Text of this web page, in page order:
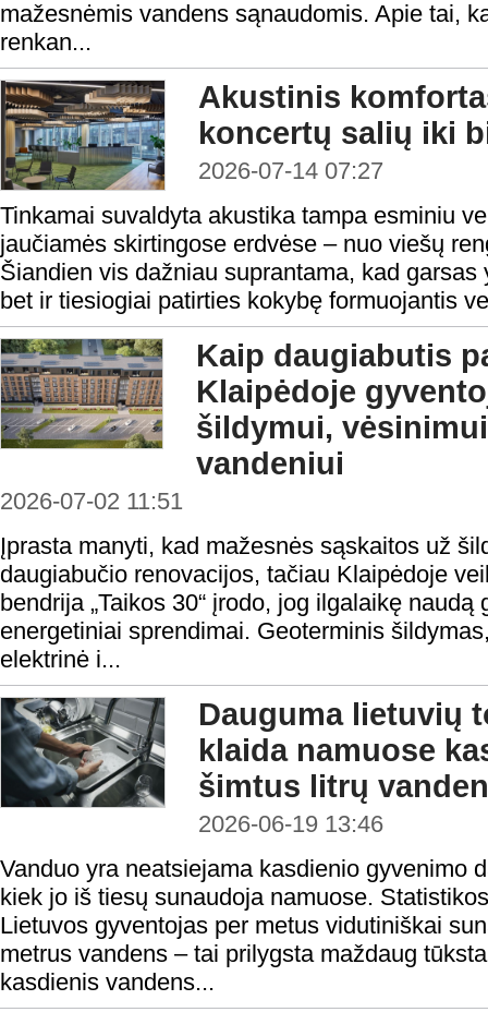
mažesnėmis vandens sąnaudomis. Apie tai,
renkan...
Akustinis
koncertų salių iki
2026-07-14 07:27
Tinkamai suvaldyta akustika tampa esminiu
jaučiamės skirtingose erdvėse – nuo viešų
Šiandien vis dažniau suprantama, kad
bet ir tiesiogiai patirties kokybę formuojantis
Kaip daugiabutis
Klaipėdoje
šildymui,
vandeniui
2026-07-02 11:51
Įprasta manyti, kad mažesnės sąskaitos už
daugiabučio renovacijos, tačiau Klaipėdoje
bendrija „Taikos 30“ įrodo, jog ilgalaikę
energetiniai sprendimai. Geoterminis
elektrinė i...
Dauguma lietuvių
klaida namuose
šimtus litrų
2026-06-19 13:46
Vanduo yra neatsiejama kasdienio gyvenimo
kiek jo iš tiesų sunaudoja namuose.
Lietuvos gyventojas per metus vidutiniškai
metrus vandens – tai prilygsta maždaug
kasdienis vandens...